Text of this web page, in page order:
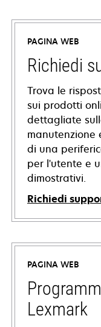
PAGINA WEB
Richiedi
Trova le
sui prodotti
dettagliate
manutenzione
di una
per l'utente e
dimostrativi.
Richiedi
si
apre
una
nuova
scheda
PAGINA WEB
Lexmark